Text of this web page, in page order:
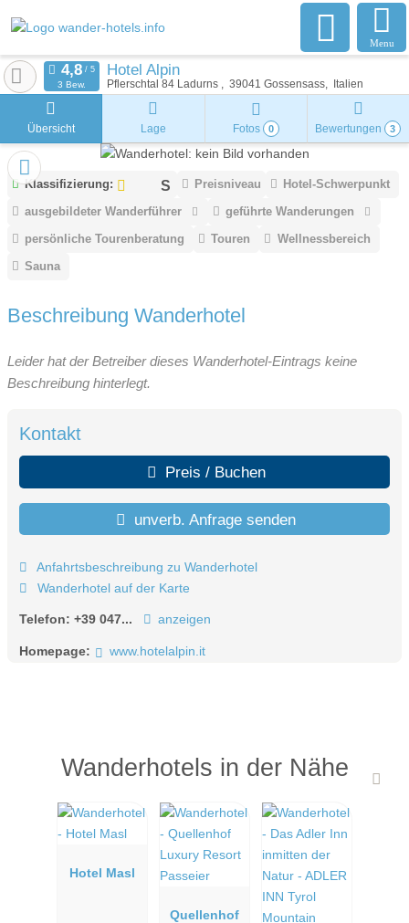
Menu
Hotel Alpin
Pflerschtal 84 Ladurns 39041 Gossensass Italien
3 Bew.
Übersicht Lage Fotos 0 Bewertungen 3
Klassifizierung: Preisniveau
Hotel-Schwerpunkt
ausgebildeter Wanderführer
geführte Wanderungen
persönliche Tourenberatung
Touren
Wellnessbereich
Sauna
Beschreibung Wanderhotel
Leider hat der Betreiber dieses Wanderhotel-Eintrags keine
Beschreibung hinterlegt.
Kontakt
Preis / Buchen
unverb. Anfrage senden
Anfahrtsbeschreibung zu Wanderhotel
Wanderhotel auf der Karte
Telefon: +39 047... anzeigen
Homepage: www.hotelalpin.it
Wanderhotels in der Nähe
Hotel Masl
Quellenhof